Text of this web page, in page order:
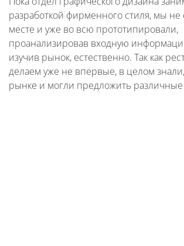
разработкой фирменного стиля, мы не
месте и уже во всю прототипировали,
проанализировав входную
изучив рынок, естественно. Так как
делаем уже не впервые, в целом
рынке и могли предложить